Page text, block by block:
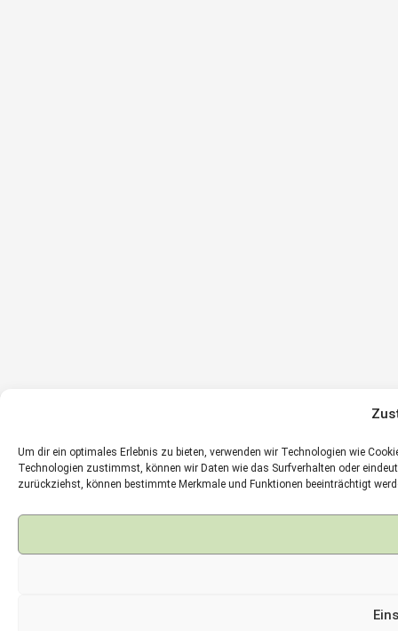
Um dir ein optimales Erlebnis zu bieten, verwenden wir Technologien wie
Technologien zustimmst, können wir Daten wie das Surfverhalten oder
zurückziehst, können bestimmte Merkmale und Funktionen beeinträchtigt